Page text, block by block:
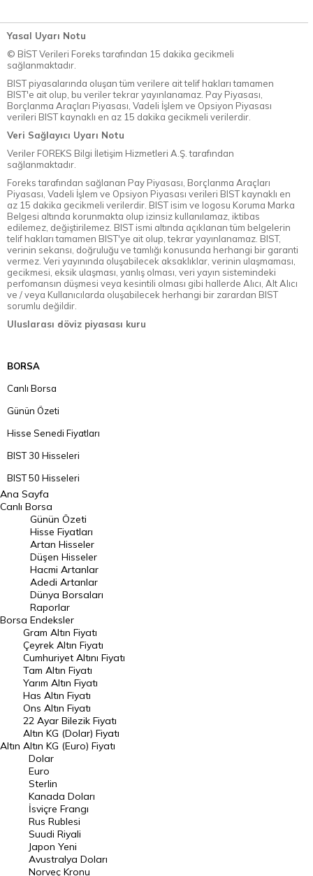
Yasal Uyarı Notu
© BİST Verileri Foreks tarafından 15 dakika gecikmeli
sağlanmaktadır.
BIST piyasalarında oluşan tüm verilere ait telif hakları tamamen
BIST'e ait olup, bu veriler tekrar yayınlanamaz. Pay Piyasası,
Borçlanma Araçları Piyasası, Vadeli İşlem ve Opsiyon Piyasası
verileri BIST kaynaklı en az 15 dakika gecikmeli verilerdir.
Veri Sağlayıcı Uyarı Notu
Veriler FOREKS Bilgi İletişim Hizmetleri A.Ş. tarafından
sağlanmaktadır.
Foreks tarafından sağlanan Pay Piyasası, Borçlanma Araçları
Piyasası, Vadeli İşlem ve Opsiyon Piyasası verileri BIST kaynaklı en
az 15 dakika gecikmeli verilerdir. BIST isim ve logosu Koruma Marka
Belgesi altında korunmakta olup izinsiz kullanılamaz, iktibas
edilemez, değiştirilemez. BIST ismi altında açıklanan tüm belgelerin
telif hakları tamamen BIST'ye ait olup, tekrar yayınlanamaz. BIST,
verinin sekansı, doğruluğu ve tamlığı konusunda herhangi bir garanti
vermez. Veri yayınında oluşabilecek aksaklıklar, verinin ulaşmaması,
gecikmesi, eksik ulaşması, yanlış olması, veri yayın sistemindeki
perfomansın düşmesi veya kesintili olması gibi hallerde Alıcı, Alt Alıcı
ve / veya Kullanıcılarda oluşabilecek herhangi bir zarardan BIST
sorumlu değildir.
Uluslarası döviz piyasası kuru
BORSA
Canlı Borsa
Günün Özeti
Hisse Senedi Fiyatları
BIST 30 Hisseleri
BIST 50 Hisseleri
BIST 100 Hisseleri
En Çok Artan Hisseler
En Çok Düşen Hisseler
Hacmi Artanlar
Geçmiş Kapanışlar
Dünya Borsaları
Raporlar
Endeksler
DÖVİZ
Döviz Kuru
Dolar Kuru
Euro Kuru
Pound Kuru
Frank Kuru
Riyal Kuru
Avustralya Doları
Danimarka Kronu Kuru
Ana Sayfa
Canlı Borsa
Borsa
Günün Özeti
Hisse Fiyatları
Artan Hisseler
Düşen Hisseler
Hacmi Artanlar
Adedi Artanlar
Dünya Borsaları
Raporlar
Endeksler
Altın
Gram Altın Fiyatı
Çeyrek Altın Fiyatı
Cumhuriyet Altını Fiyatı
Tam Altın Fiyatı
Yarım Altın Fiyatı
Has Altın Fiyatı
Ons Altın Fiyatı
22 Ayar Bilezik Fiyatı
Altın KG (Dolar) Fiyatı
Altın KG (Euro) Fiyatı
Dolar
Euro
Sterlin
Kanada Doları
İsviçre Frangı
Rus Rublesi
Suudi Riyali
Japon Yeni
Avustralya Doları
Norveç Kronu